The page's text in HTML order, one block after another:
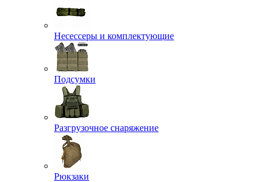
Несессеры и комплектующие
Подсумки
Разгрузочное снаряжение
Рюкзаки